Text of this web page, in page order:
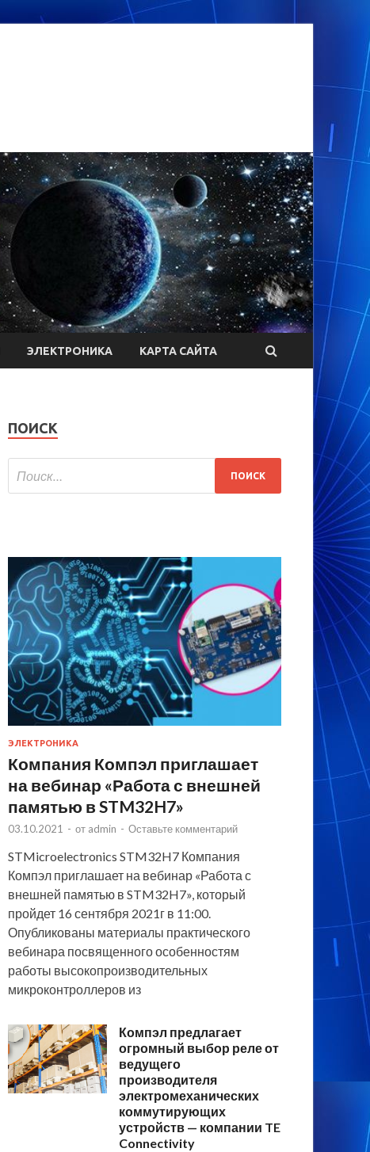
ЭЛЕКТРОНИКА КАРТА САЙТА
ПОИСК
ЭЛЕКТРОНИКА
Компания Компэл приглашает
на вебинар «Работа с внешней
памятью в STM32H7»
03.10.2021 - от admin - Оставьте комментарий
STMicroelectronics STM32H7 Компания
Компэл приглашает на вебинар «Работа с
внешней памятью в STM32H7», который
пройдет 16 сентября 2021г в 11:00.
Опубликованы материалы практического
вебинара посвященного особенностям
работы высокопроизводительных
микроконтроллеров из
Компэл предлагает
огромный выбор реле от
ведущего
производителя
электромеханических
коммутирующих
устройств — компании TE
Connectivity